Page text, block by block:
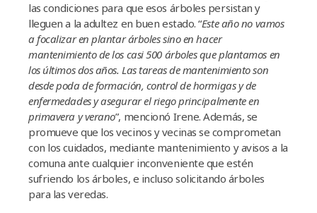
las condiciones para que esos árboles persistan y
lleguen a la adultez en buen estado. “Este año no vamos
a focalizar en plantar árboles sino en hacer
mantenimiento de los casi 500 árboles que plantamos en
los últimos dos años. Las tareas de mantenimiento son
desde poda de formación, control de hormigas y de
enfermedades y asegurar el riego principalmente en
primavera y verano”, mencionó Irene. Además, se
promueve que los vecinos y vecinas se comprometan
con los cuidados, mediante mantenimiento y avisos a la
comuna ante cualquier inconveniente que estén
sufriendo los árboles, e incluso solicitando árboles
para las veredas.